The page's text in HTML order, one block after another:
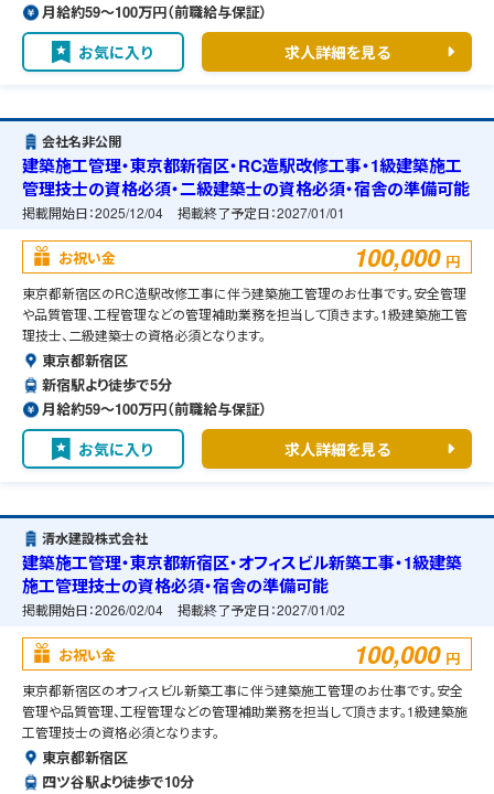
月給約59〜100万円（前職給与保証）
お気に入り 求人詳細を見る
会社名非公開
建築施工管理・東京都新宿区・RC造駅改修工事・1級建築施工
管理技士の資格必須・二級建築士の資格必須・宿舎の準備可能
掲載開始日：2025/12/04 掲載終了予定日：2027/01/01
お祝い金 100,000 円
東京都新宿区のRC造駅改修工事に伴う建築施工管理のお仕事です。安全管理
や品質管理、工程管理などの管理補助業務を担当して頂きます。1級建築施工管
理技士、二級建築士の資格必須となります。
東京都新宿区
新宿駅より徒歩で5分
月給約59〜100万円（前職給与保証）
お気に入り 求人詳細を見る
清水建設株式会社
建築施工管理・東京都新宿区・オフィスビル新築工事・1級建築
施工管理技士の資格必須・宿舎の準備可能
掲載開始日：2026/02/04 掲載終了予定日：2027/01/02
お祝い金 100,000 円
東京都新宿区のオフィスビル新築工事に伴う建築施工管理のお仕事です。安全
管理や品質管理、工程管理などの管理補助業務を担当して頂きます。1級建築施
工管理技士の資格必須となります。
東京都新宿区
四ツ谷駅より徒歩で10分